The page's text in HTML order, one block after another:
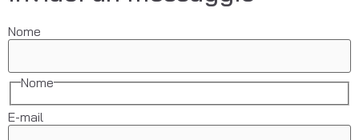
Nome
Nome
E-mail